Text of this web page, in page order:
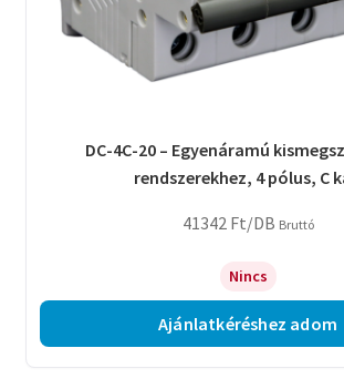
DC-4C-20 – Egyenáramú
rendszerekhez, 4 pólus, C
41342 Ft/DB Bruttó
Nincs
Ajánlatkéréshez adom